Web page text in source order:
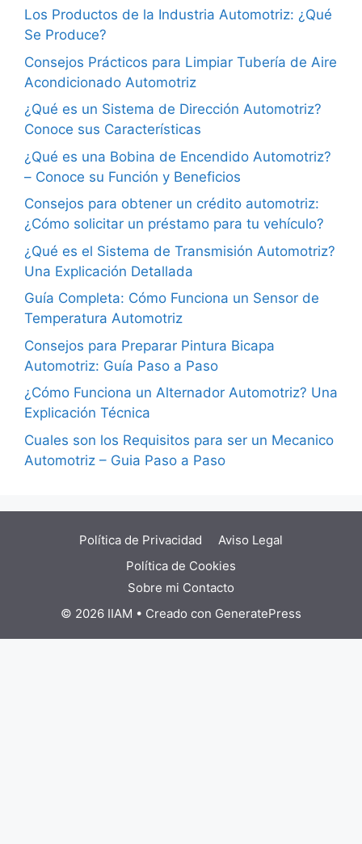
Los Productos de la Industria Automotriz: ¿Qué
Se Produce?
Consejos Prácticos para Limpiar Tubería de Aire
Acondicionado Automotriz
¿Qué es un Sistema de Dirección Automotriz?
Conoce sus Características
¿Qué es una Bobina de Encendido Automotriz?
– Conoce su Función y Beneficios
Consejos para obtener un crédito automotriz:
¿Cómo solicitar un préstamo para tu vehículo?
¿Qué es el Sistema de Transmisión Automotriz?
Una Explicación Detallada
Guía Completa: Cómo Funciona un Sensor de
Temperatura Automotriz
Consejos para Preparar Pintura Bicapa
Automotriz: Guía Paso a Paso
¿Cómo Funciona un Alternador Automotriz? Una
Explicación Técnica
Cuales son los Requisitos para ser un Mecanico
Automotriz – Guia Paso a Paso
Política de Privacidad
Aviso Legal
Política de Cookies
Sobre mi Contacto
© 2026 IIAM • Creado con GeneratePress